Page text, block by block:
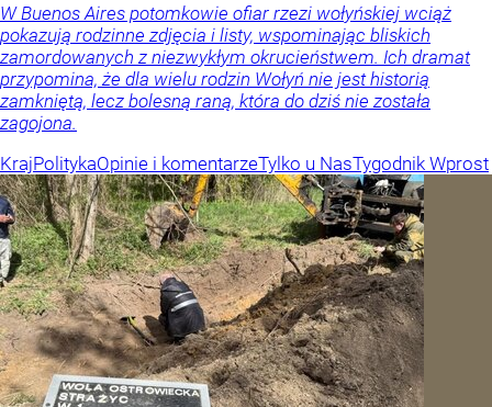
W Buenos Aires potomkowie ofiar rzezi wołyńskiej wciąż
pokazują rodzinne zdjęcia i listy, wspominając bliskich
zamordowanych z niezwykłym okrucieństwem. Ich dramat
przypomina, że dla wielu rodzin Wołyń nie jest historią
zamkniętą, lecz bolesną raną, która do dziś nie została
zagojona.
KrajPolitykaOpinie i komentarzeTylko u NasTygodnik Wprost